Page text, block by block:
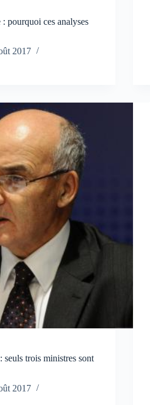
pourquoi ces analyses
2017
trois ministres sont
2017